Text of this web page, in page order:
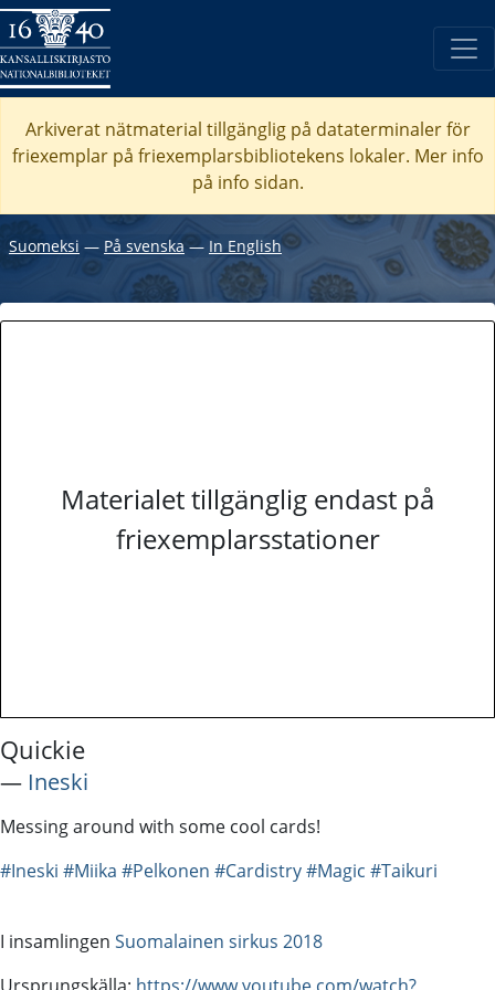
Arkiverat nätmaterial tillgänglig på dataterminaler för
friexemplar på friexemplarsbibliotekens lokaler. Mer info
på info sidan.
Suomeksi ― På svenska― In English
Materialet tillgänglig endast på
friexemplarsstationer
Quickie
― Ineski
Messing around with some cool cards!
#Ineski #Miika #Pelkonen #Cardistry#Magic #Taikuri
I insamlingen Suomalainen sirkus 2018